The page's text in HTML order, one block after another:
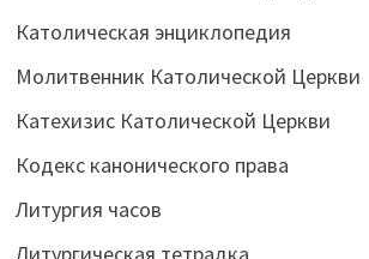
Католическая энциклопедия
Молитвенник Католической Церкви
Катехизис Католической Церкви
Кодекс канонического права
Литургия часов